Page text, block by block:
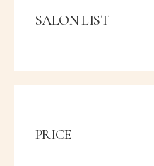
SALON LIST
PRICE